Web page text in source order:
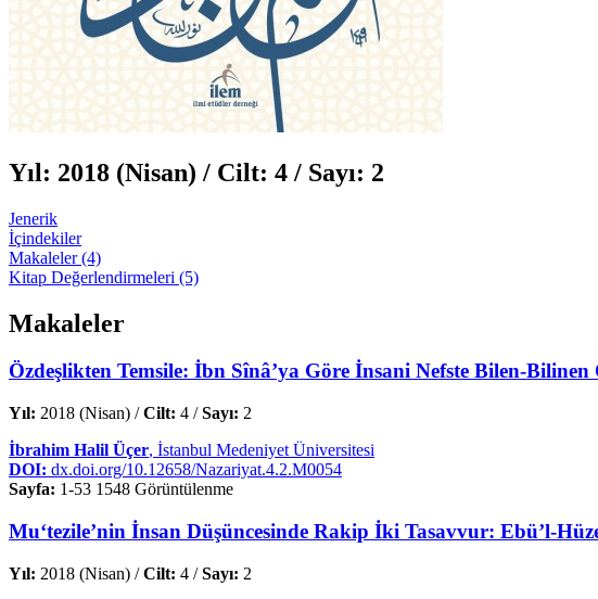
Yıl: 2018 (Nisan) / Cilt: 4 / Sayı: 2
Jenerik
İçindekiler
Makaleler (4)
Kitap Değerlendirmeleri (5)
Makaleler
Özdeşlikten Temsile: İbn Sînâ’ya Göre İnsani Nefste Bilen-Bilinen
Yıl: 2018 (Nisan) /Cilt: 4 /Sayı: 2
İbrahim Halil Üçer, İstanbul Medeniyet Üniversitesi
DOI: dx.doi.org/10.12658/Nazariyat.4.2.M0054
Sayfa: 1-53 1548 Görüntülenme
Mu‘tezile’nin İnsan Düşüncesinde Rakip İki Tasavvur: Ebü’l-
Yıl: 2018 (Nisan) /Cilt: 4 /Sayı: 2